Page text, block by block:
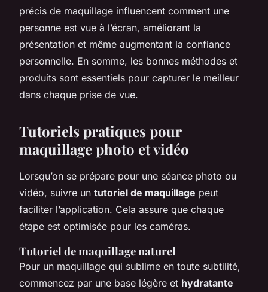
précis de maquillage influencent comment une
personne est vue à l’écran, améliorant la
présentation et même augmentant la confiance
personnelle. En somme, les bonnes méthodes et
produits sont essentiels pour capturer le meilleur
dans chaque prise de vue.
Tutoriels pratiques pour
maquillage photo et vidéo
Lorsqu’on se prépare pour une séance photo ou
vidéo, suivre un tutoriel de maquillage peut
faciliter l’application. Cela assure que chaque
étape est optimisée pour les caméras.
Tutoriel de maquillage naturel
Pour un maquillage qui sublime en toute subtilité,
commencez par une base légère et hydratante